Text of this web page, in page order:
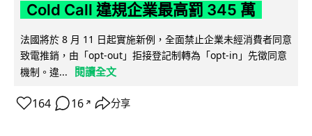
Cold Call 違規企業最高罰 345 萬
法國將於 8 月 11 日起實施新例，全面禁止企業未經消費者同意
致電推銷，由「opt-out」拒接登記制轉為「opt-in」先徵同意
機制。違...
閱讀全文
164 16 ↗ 分享